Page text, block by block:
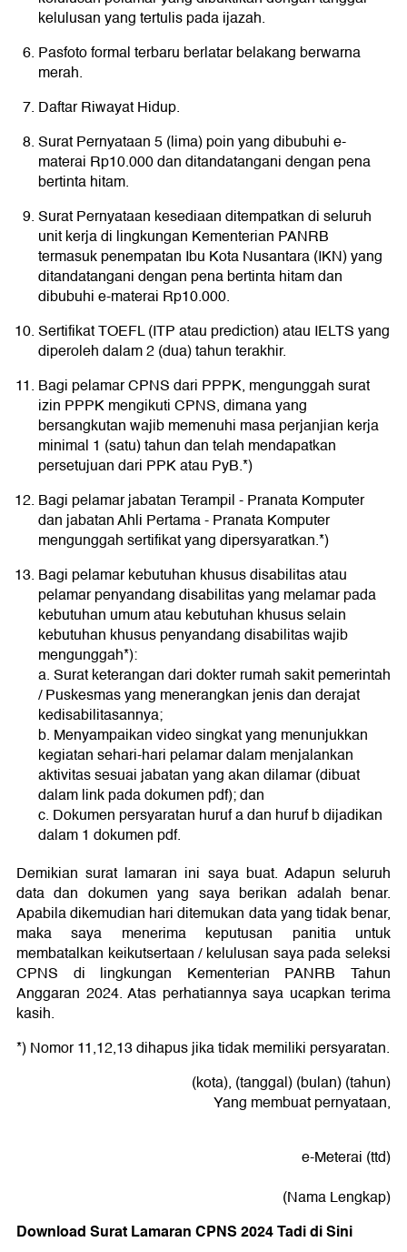
kelulusan yang tertulis pada ijazah.
Pasfoto formal terbaru berlatar belakang berwarna
merah.
Daftar Riwayat Hidup.
Surat Pernyataan 5 (lima) poin yang dibubuhi e-
materai Rp10.000 dan ditandatangani dengan pena
bertinta hitam.
Surat Pernyataan kesediaan ditempatkan di seluruh
unit kerja di lingkungan Kementerian PANRB
termasuk penempatan Ibu Kota Nusantara (IKN) yang
ditandatangani dengan pena bertinta hitam dan
dibubuhi e-materai Rp10.000.
Sertifikat TOEFL (ITP atau prediction) atau IELTS yang
diperoleh dalam 2 (dua) tahun terakhir.
Bagi pelamar CPNS dari PPPK, mengunggah surat
izin PPPK mengikuti CPNS, dimana yang
bersangkutan wajib memenuhi masa perjanjian kerja
minimal 1 (satu) tahun dan telah mendapatkan
persetujuan dari PPK atau PyB.*)
Bagi pelamar jabatan Terampil - Pranata Komputer
dan jabatan Ahli Pertama - Pranata Komputer
mengunggah sertifikat yang dipersyaratkan.*)
Bagi pelamar kebutuhan khusus disabilitas atau
pelamar penyandang disabilitas yang melamar pada
kebutuhan umum atau kebutuhan khusus selain
kebutuhan khusus penyandang disabilitas wajib
mengunggah*):
a. Surat keterangan dari dokter rumah sakit pemerintah
/ Puskesmas yang menerangkan jenis dan derajat
kedisabilitasannya;
b. Menyampaikan video singkat yang menunjukkan
kegiatan sehari-hari pelamar dalam menjalankan
aktivitas sesuai jabatan yang akan dilamar (dibuat
dalam link pada dokumen pdf); dan
c. Dokumen persyaratan huruf a dan huruf b dijadikan
dalam 1 dokumen pdf.
Demikian surat lamaran ini saya buat. Adapun seluruh
data dan dokumen yang saya berikan adalah benar.
Apabila dikemudian hari ditemukan data yang tidak benar,
maka saya menerima keputusan panitia untuk
membatalkan keikutsertaan / kelulusan saya pada seleksi
CPNS di lingkungan Kementerian PANRB Tahun
Anggaran 2024. Atas perhatiannya saya ucapkan terima
kasih.
*) Nomor 11,12,13 dihapus jika tidak memiliki persyaratan.
(kota), (tanggal) (bulan) (tahun)
Yang membuat pernyataan,
e-Meterai (ttd)
(Nama Lengkap)
Download Surat Lamaran CPNS 2024 Tadi di Sini